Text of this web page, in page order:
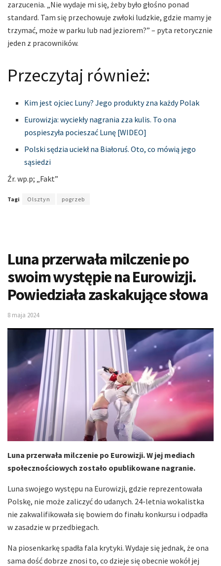
zarzucenia. „Nie wydaje mi się, żeby było głośno ponad
standard. Tam się przechowuje zwłoki ludzkie, gdzie mamy je
trzymać, może w parku lub nad jeziorem?” – pyta retorycznie
jeden z pracowników.
Przeczytaj również:
Kim jest ojciec Luny? Jego produkty zna każdy Polak
Eurowizja: wyciekły nagrania zza kulis. To ona
pospieszyła pocieszać Lunę [WIDEO]
Polski sędzia uciekł na Białoruś. Oto, co mówią jego
sąsiedzi
Źr. wp.p; „Fakt”
Tagi Olsztyn pogrzeb
Luna przerwała milczenie po
swoim występie na Eurowizji.
Powiedziała zaskakujące słowa
8 maja 2024
Luna przerwała milczenie po Eurowizji. W jej mediach
społecznościowych zostało opublikowane nagranie.
Luna swojego występu na Eurowizji, gdzie reprezentowała
Polskę, nie może zaliczyć do udanych. 24-letnia wokalistka
nie zakwalifikowała się bowiem do finału konkursu i odpadła
w zasadzie w przedbiegach.
Na piosenkarkę spadła fala krytyki. Wydaje się jednak, że ona
sama dość dobrze znosi to, co dzieje się obecnie wokół jej